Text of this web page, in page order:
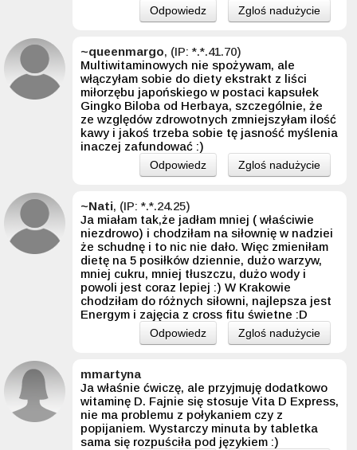
Odpowiedz Zgloś nadużycie
~queenmargo, (IP: *.*.41.70)
Multiwitaminowych nie spożywam, ale
włączyłam sobie do diety ekstrakt z liści
miłorzębu japońskiego w postaci kapsułek
Gingko Biloba od Herbaya, szczególnie, że
ze względów zdrowotnych zmniejszyłam ilość
kawy i jakoś trzeba sobie tę jasność myślenia
inaczej zafundować :)
Odpowiedz Zgloś nadużycie
~Nati, (IP: *.*.24.25)
Ja miałam tak,że jadłam mniej ( właściwie
niezdrowo) i chodziłam na siłownię w nadziei
że schudnę i to nic nie dało. Więc zmieniłam
dietę na 5 posiłków dziennie, dużo warzyw,
mniej cukru, mniej tłuszczu, dużo wody i
powoli jest coraz lepiej :) W Krakowie
chodziłam do różnych siłowni, najlepsza jest
Energym i zajęcia z cross fitu świetne :D
Odpowiedz Zgloś nadużycie
mmartyna
Ja właśnie ćwiczę, ale przyjmuję dodatkowo
witaminę D. Fajnie się stosuje Vita D Express,
nie ma problemu z połykaniem czy z
popijaniem. Wystarczy minuta by tabletka
sama się rozpuściła pod językiem :)